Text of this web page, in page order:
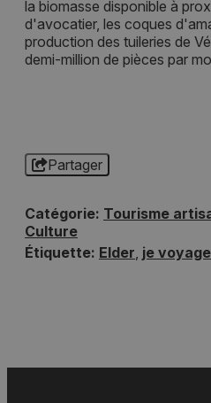
la biomasse disponible à
d'avocatier, les coques
production des tuileries de
demi-million de pièces par
Partager
Catégorie: Tourisme
Culture
Étiquette: Elder, je